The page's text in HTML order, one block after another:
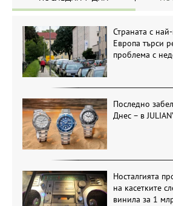
Страната с
Европа търси
проблема с
Последно
Днес – в
Носталгията
на касетките
винила за 1